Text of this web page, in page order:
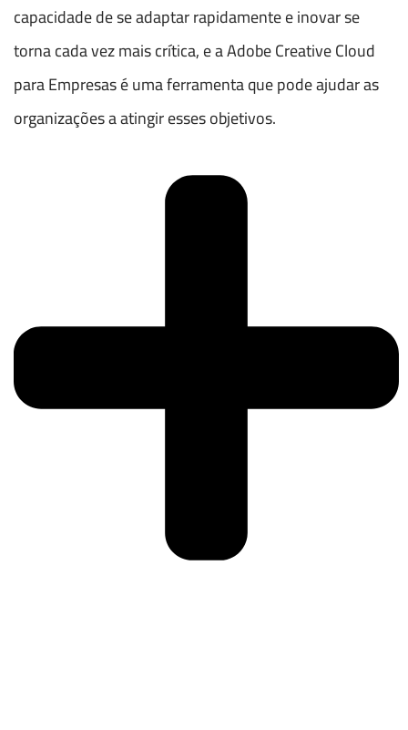
capacidade de se adaptar rapidamente e inovar se
torna cada vez mais crítica, e a Adobe Creative Cloud
para Empresas é uma ferramenta que pode ajudar as
organizações a atingir esses objetivos.